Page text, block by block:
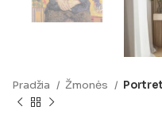
Pradžia Žmonės